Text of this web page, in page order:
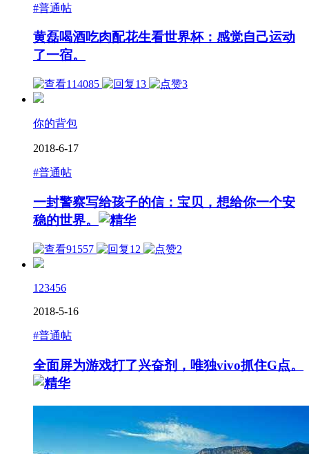
#普通帖
黄磊喝酒吃肉配花生看世界杯：感觉自己运动
了一宿。
114085 13 3
你的背包
2018-6-17
#普通帖
一封警察写给孩子的信：宝贝，想给你一个安
稳的世界。
91557 12 2
123456
2018-5-16
#普通帖
全面屏为游戏打了兴奋剂，唯独vivo抓住G点。